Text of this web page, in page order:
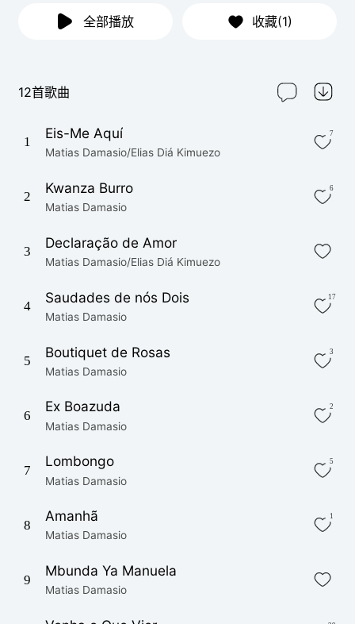
全部播放 收藏(1)
12首歌曲
1
Eis-Me Aquí
Matias Damasio/Elias Diá Kimuezo
7
2
Kwanza Burro
Matias Damasio
6
3
Declaração de Amor
Matias Damasio/Elias Diá Kimuezo
4
Saudades de nós Dois
Matias Damasio
17
5
Boutiquet de Rosas
Matias Damasio
3
6
Ex Boazuda
Matias Damasio
2
7
Lombongo
Matias Damasio
5
8
Amanhã
Matias Damasio
1
9
Mbunda Ya Manuela
Matias Damasio